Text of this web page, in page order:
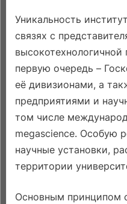
Уникальность
связях с
первую очередь –
её дивизионами, а
предприятиями и
том числе
megascience. Особую
научные установки,
территории
Основным принципом